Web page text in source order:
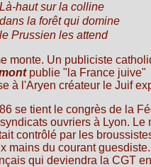
Là-haut sur la colline
dans la forêt qui domine
le Prussien les attend
monte. Un publiciste
publie "la France juive"
à l'Aryen créateur le Juif
se tient le congrès de la
ouvriers à Lyon. Le
contrôlé par les
mains du courant
qui deviendra la CGT